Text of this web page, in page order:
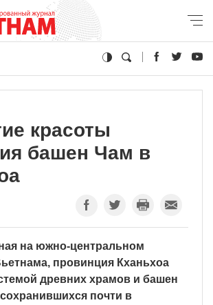
красоты
башен Чам в
на южно-центральном
провинция Кханьхоа
древних храмов и башен
почти в